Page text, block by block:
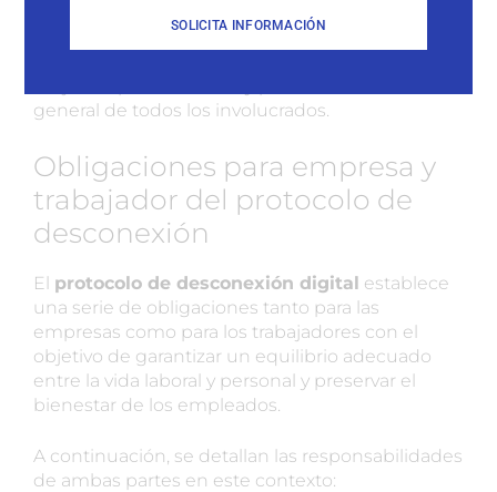
es beneficioso tanto para
los trabajadores como para las empresas al
general de todos los involucrados.
Obligaciones para empresa y
trabajador del protocolo de
desconexión
El protocolo de desconexión digital establece
una serie de obligaciones tanto para las
empresas como para los trabajadores con el
objetivo de garantizar un equilibrio adecuado
entre la vida laboral y personal y preservar el
bienestar de los empleados.
A continuación, se detallan las responsabilidades
de ambas partes en este contexto:
SOLICITA INFORMACIÓN